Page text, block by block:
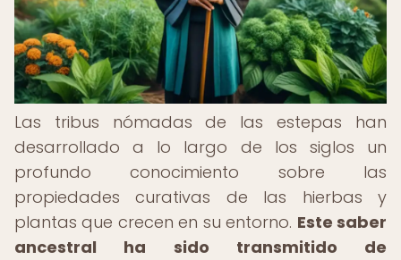
Las tribus nómadas de las estepas han
desarrollado a lo largo de los siglos un
profundo conocimiento sobre las
propiedades curativas de las hierbas y
plantas que crecen en su entorno. Este saber
ancestral ha sido transmitido de